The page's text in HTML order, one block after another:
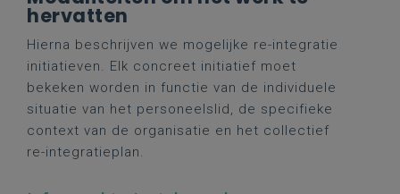
hervatten
Hierna beschrijven we mogelijke re-integratie
initiatieven. Elk concreet initiatief moet
bekeken worden in functie van de individuele
situatie van het personeelslid, de specifieke
context van de organisatie en het collectief
re-integratieplan.